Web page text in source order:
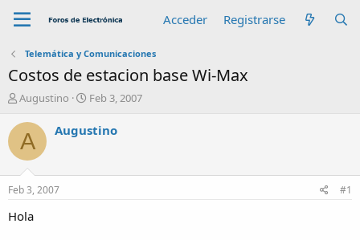
Acceder Registrarse
Telemática y Comunicaciones
Costos de estacion base Wi-Max
A
t
o
r
Augustino
F
c
Feb 3, 2007
A Augustino
Feb 3, 2007 #1
Hola